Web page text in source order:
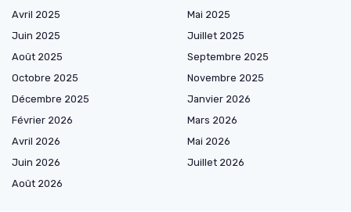
Avril 2025
Mai 2025
Juin 2025
Juillet 2025
Août 2025
Septembre 2025
Octobre 2025
Novembre 2025
Décembre 2025
Janvier 2026
Février 2026
Mars 2026
Avril 2026
Mai 2026
Juin 2026
Juillet 2026
Août 2026